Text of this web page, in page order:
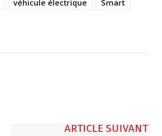
véhicule électrique
Smart
ARTICLE SUIVANT